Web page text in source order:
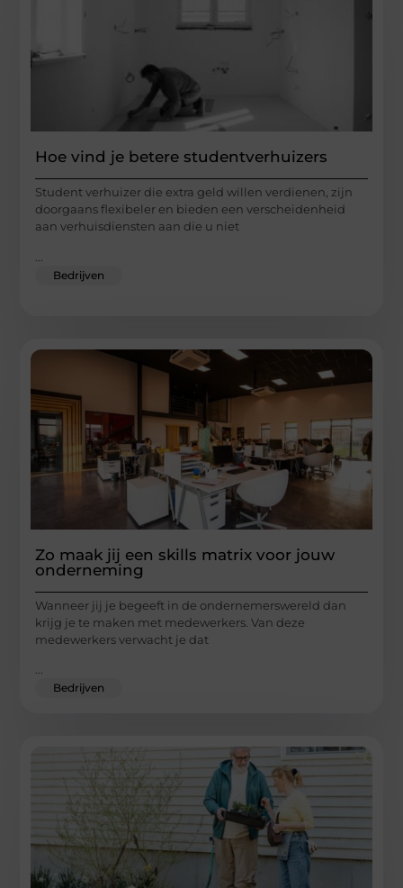
Hoe vind je betere studentverhuizers
Student verhuizer die extra geld willen verdienen, zijn
doorgaans flexibeler en bieden een verscheidenheid
aan verhuisdiensten aan die u niet
Bedrijven
Zo maak jij een skills matrix voor jouw
onderneming
Wanneer jij je begeeft in de ondernemerswereld dan
krijg je te maken met medewerkers. Van deze
medewerkers verwacht je dat
...
Bedrijven